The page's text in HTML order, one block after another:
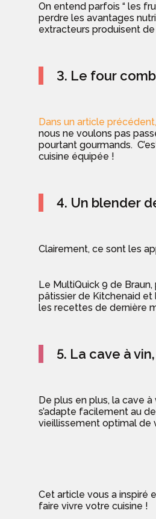
On entend parfois “ les
perdre les avantages
extracteurs produisent
3. Le four
Dans un article
nous ne voulons pas
pourtant gourmands.
cuisine équipée !
4. Un blender
Clairement, ce sont les
Le MultiQuick 9 de
pâtissier de Kitchenaid
les recettes de dernière
5. La cave à
De plus en plus, la cave
s’adapte facilement au
vieillissement optimal de
Cet article vous a inspiré
faire vivre votre cuisine !